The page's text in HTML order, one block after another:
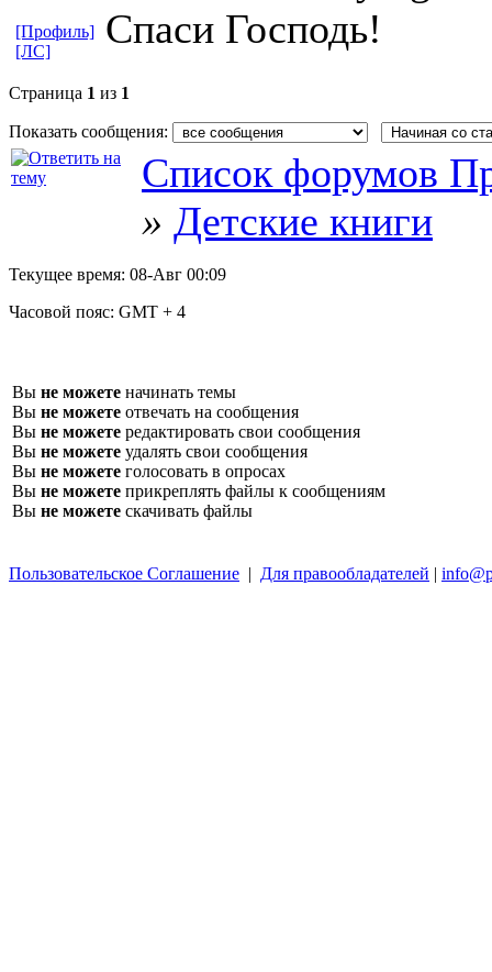
Спаси Господь!
[Профиль]
[ЛС]
Страница 1 из 1
Показать сообщения:
Список форумов
» Детские книги
Текущее время: 08-Авг 00:09
Часовой пояс: GMT + 4
Вы не можете начинать темы
Вы не можете отвечать на сообщения
Вы не можете редактировать свои сообщения
Вы не можете удалять свои сообщения
Вы не можете голосовать в опросах
Вы не можете прикреплять файлы к сообщениям
Вы не можете скачивать файлы
Пользовательское Соглашение | Для правообладателей |